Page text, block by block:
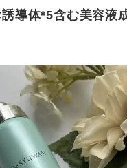
導体*5含む美容液